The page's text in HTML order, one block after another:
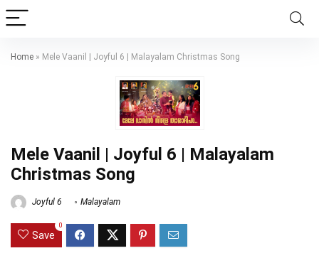
Home » Mele Vaanil | Joyful 6 | Malayalam Christmas Song
Mele Vaanil | Joyful 6 | Malayalam
Christmas Song
Joyful 6 Malayalam
Save
0